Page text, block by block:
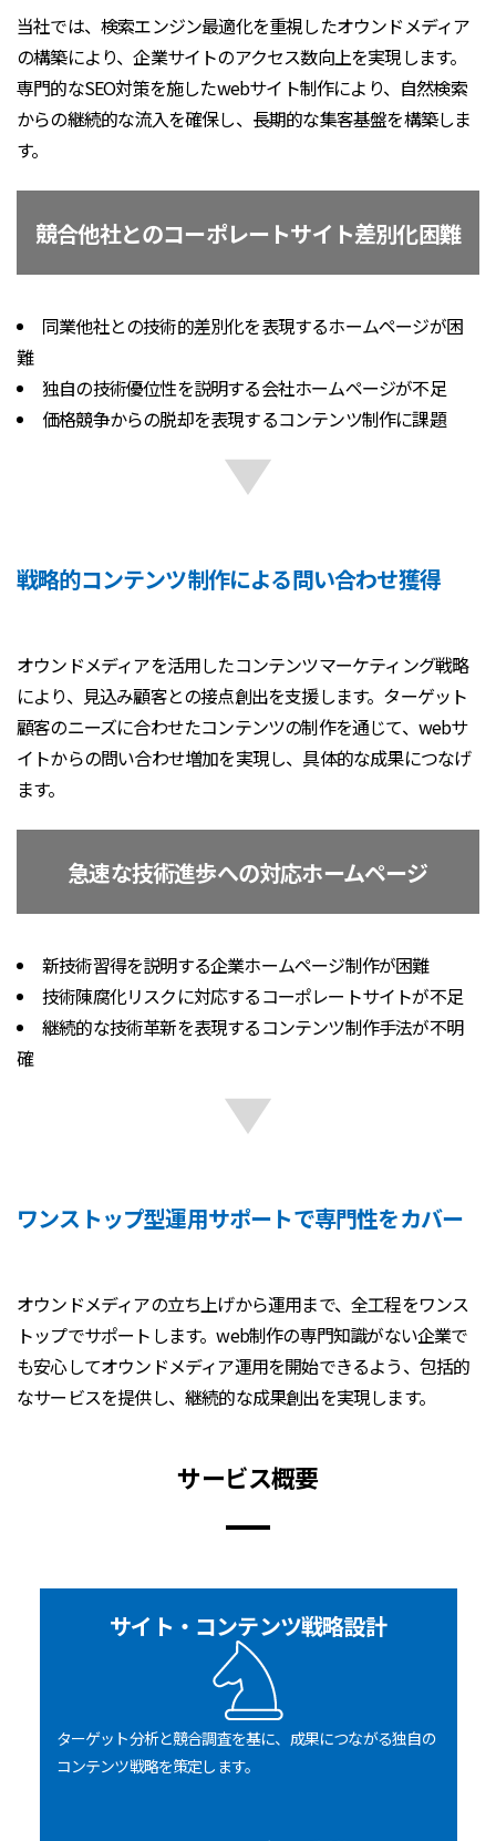
当社では、検索エンジン最適化を重視したオウンドメディア
の構築により、企業サイトのアクセス数向上を実現します。
専門的なSEO対策を施したwebサイト制作により、自然検索
からの継続的な流入を確保し、長期的な集客基盤を構築しま
す。
競合他社とのコーポレートサイト差別化困難
同業他社との技術的差別化を表現するホームページが困
難
独自の技術優位性を説明する会社ホームページが不足
価格競争からの脱却を表現するコンテンツ制作に課題
戦略的コンテンツ制作による問い合わせ獲得
オウンドメディアを活用したコンテンツマーケティング戦略
により、見込み顧客との接点創出を支援します。ターゲット
顧客のニーズに合わせたコンテンツの制作を通じて、webサ
イトからの問い合わせ増加を実現し、具体的な成果につなげ
ます。
急速な技術進歩への対応ホームページ
新技術習得を説明する企業ホームページ制作が困難
技術陳腐化リスクに対応するコーポレートサイトが不足
継続的な技術革新を表現するコンテンツ制作手法が不明
確
ワンストップ型運用サポートで専門性をカバー
オウンドメディアの立ち上げから運用まで、全工程をワンス
トップでサポートします。web制作の専門知識がない企業で
も安心してオウンドメディア運用を開始できるよう、包括的
なサービスを提供し、継続的な成果創出を実現します。
サービス概要
サイト・コンテンツ戦略設計
ターゲット分析と競合調査を基に、成果につながる独自の
コンテンツ戦略を策定します。